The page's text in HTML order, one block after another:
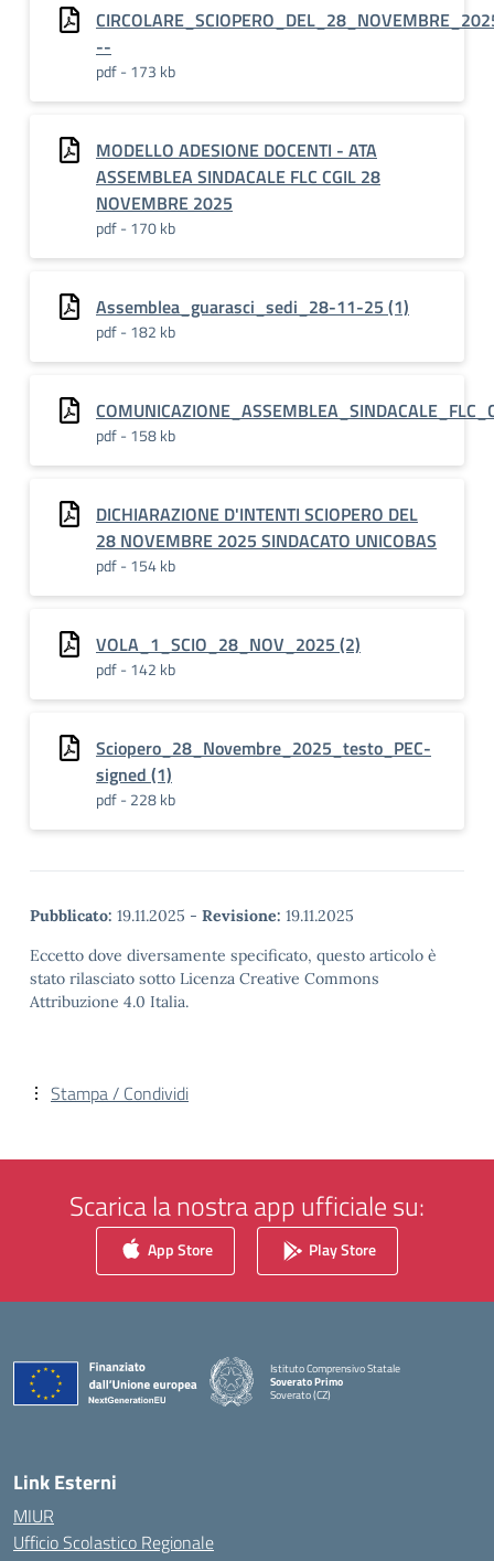
--
pdf - 173 kb
MODELLO ADESIONE DOCENTI - ATA
ASSEMBLEA SINDACALE FLC CGIL 28
NOVEMBRE 2025
pdf - 170 kb
Assemblea_guarasci_sedi_28-11-25 (1)
pdf - 182 kb
pdf - 158 kb
DICHIARAZIONE D'INTENTI SCIOPERO DEL
28 NOVEMBRE 2025 SINDACATO UNICOBAS
pdf - 154 kb
VOLA_1_SCIO_28_NOV_2025 (2)
pdf - 142 kb
Sciopero_28_Novembre_2025_testo_PEC-
signed (1)
pdf - 228 kb
Pubblicato: 19.11.2025 - Revisione: 19.11.2025
Eccetto dove diversamente specificato, questo articolo è
stato rilasciato sotto Licenza Creative Commons
Attribuzione 4.0 Italia.
Stampa / Condividi
Scarica la nostra app ufficiale su:
App Store Play Store
Istituto Comprensivo Statale
Soverato Primo
Soverato (CZ)
Link Esterni
MIUR
Ufficio Scolastico Regionale